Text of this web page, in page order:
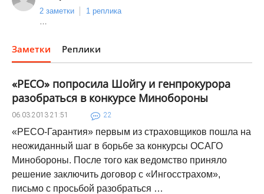
2 заметки
1 реплика
…
Заметки Реплики
«РЕСО» попросила Шойгу и генпрокурора
разобраться в конкурсе Минобороны
06.03.2013 21:51 22
«РЕСО-Гарантия» первым из страховщиков пошла на
неожиданный шаг в борьбе за конкурсы ОСАГО
Минобороны. После того как ведомство приняло
решение заключить договор с «Ингосстрахом»,
письмо с просьбой разобраться …